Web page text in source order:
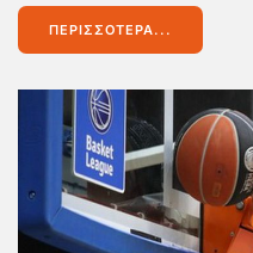
ΠΕΡΙΣΣΌΤΕΡΑ...